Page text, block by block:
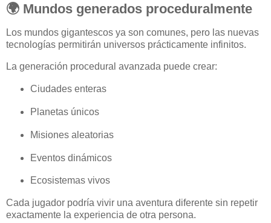
🌍 Mundos generados proceduralmente
Los mundos gigantescos ya son comunes, pero las nuevas
tecnologías permitirán universos prácticamente infinitos.
La generación procedural avanzada puede crear:
Ciudades enteras
Planetas únicos
Misiones aleatorias
Eventos dinámicos
Ecosistemas vivos
Cada jugador podría vivir una aventura diferente sin repetir
exactamente la experiencia de otra persona.